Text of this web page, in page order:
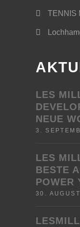
TENNIS
LES
NEUE
3.
LES
BESTE
POWER
30.